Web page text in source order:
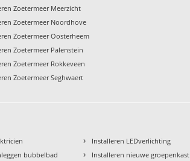
Zoetermeer Meerzicht
Zoetermeer Noordhove
Zoetermeer Oosterheem
Zoetermeer Palenstein
Zoetermeer Rokkeveen
Zoetermeer Seghwaert
bubbelbad
› Installeren LEDverlichting
› Installeren nieuwe groepenkast